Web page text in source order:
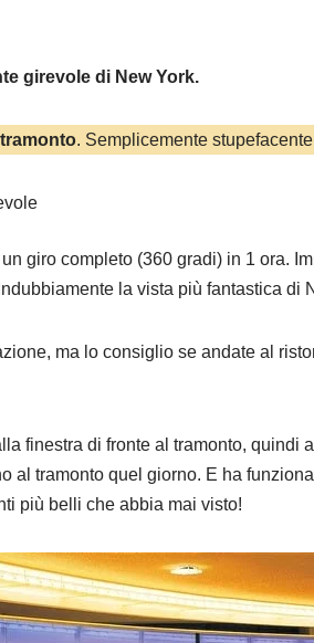
girevole di New York.
tramonto. Semplicemente
un giro completo (360 gradi) in 1 ora.
la vista più fantastica di
ma lo consiglio se andate al
finestra di fronte al tramonto, quindi
al tramonto quel giorno. E ha
più belli che abbia mai visto!